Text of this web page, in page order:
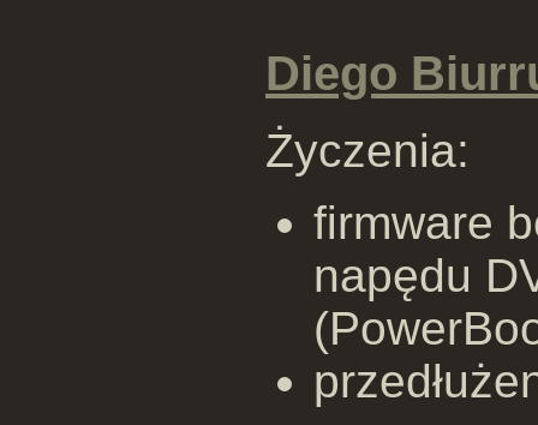
Diego
Życzenia:
firmware
napędu